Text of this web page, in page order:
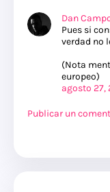
Dan
Pues si
verdad no
(Nota
europeo)
agosto 27,
Publicar un